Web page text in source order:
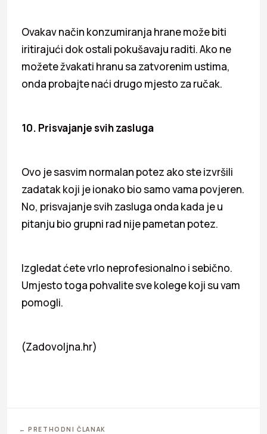
Ovakav način konzumiranja hrane može biti
iritirajući dok ostali pokušavaju raditi. Ako ne
možete žvakati hranu sa zatvorenim ustima,
onda probajte naći drugo mjesto za ručak.
10. Prisvajanje svih zasluga
Ovo je sasvim normalan potez ako ste izvršili
zadatak koji je ionako bio samo vama povjeren.
No, prisvajanje svih zasluga onda kada je u
pitanju bio grupni rad nije pametan potez.
Izgledat ćete vrlo neprofesionalno i sebično.
Umjesto toga pohvalite sve kolege koji su vam
pomogli.
(Zadovoljna.hr)
← PRETHODNI ČLANAK